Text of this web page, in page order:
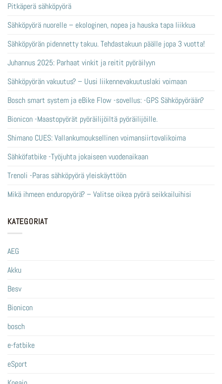
Pitkäperä sähköpyörä
Sähköpyörä nuorelle – ekologinen, nopea ja hauska tapa liikkua
Sähköpyörän pidennetty takuu. Tehdastakuun päälle jopa 3 vuotta!
Juhannus 2025: Parhaat vinkit ja reitit pyöräilyyn
Sähköpyörän vakuutus? – Uusi liikennevakuutuslaki voimaan
Bosch smart system ja eBike Flow -sovellus: -GPS Sähköpyörään?
Bionicon -Maastopyörät pyöräilijöiltä pyöräilijöille.
Shimano CUES: Vallankumouksellinen voimansiirtovalikoima
Sähköfatbike -Työjuhta jokaiseen vuodenaikaan
Trenoli -Paras sähköpyörä yleiskäyttöön
Mikä ihmeen enduropyörä? – Valitse oikea pyörä seikkailuihisi
KATEGORIAT
AEG
Akku
Besv
Bionicon
bosch
e-fatbike
eSport